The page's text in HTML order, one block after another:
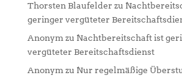
Thorsten Blaufelder zu
geringer vergüteter
Anonym zu Nachtbereitschaft ist
vergüteter Bereitschaftsdienst
Anonym zu Nur regelmäßige